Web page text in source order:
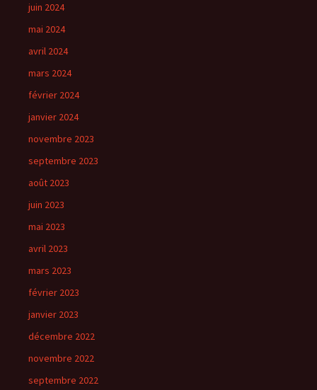
juin 2024
mai 2024
avril 2024
mars 2024
février 2024
janvier 2024
novembre 2023
septembre 2023
août 2023
juin 2023
mai 2023
avril 2023
mars 2023
février 2023
janvier 2023
décembre 2022
novembre 2022
septembre 2022